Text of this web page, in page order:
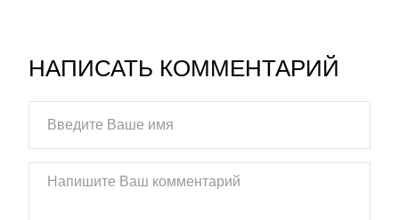
НАПИСАТЬ КОММЕНТАРИЙ